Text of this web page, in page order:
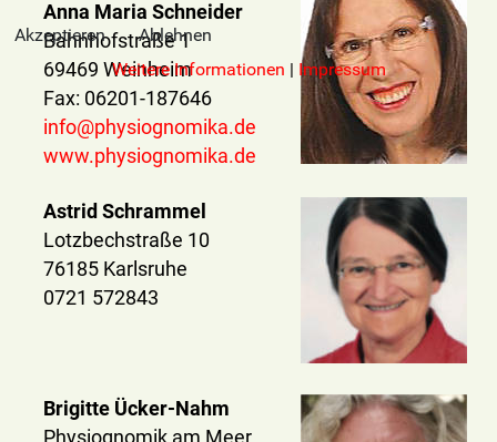
Anna Maria Schneider
Bahnhofstraße 1
69469 Weinheim
Fax: 06201-187646
info@physiognomika.de
www.physiognomika.de
Astrid Schrammel
Lotzbechstraße 10
76185 Karlsruhe
0721 572843
Brigitte Ücker-Nahm
Akzeptieren
Ablehnen
Weitere Informationen | Impressum